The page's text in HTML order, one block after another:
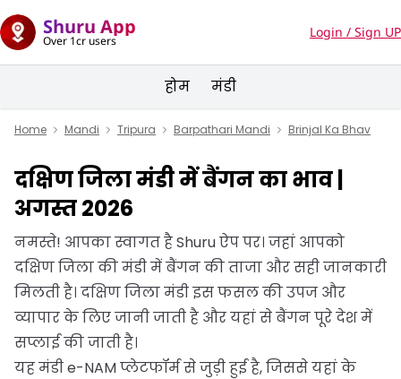
Shuru App
Over 1cr users
Login / Sign UP
होम मंडी
Home Mandi Tripura Barpathari Mandi Brinjal Ka Bhav
दक्षिण जिला मंडी में बैंगन का भाव |
अगस्त 2026
नमस्ते! आपका स्वागत है Shuru ऐप पर। जहां आपको
दक्षिण जिला की मंडी में बैंगन की ताजा और सही जानकारी
मिलती है। दक्षिण जिला मंडी इस फसल की उपज और
व्यापार के लिए जानी जाती है और यहां से बैंगन पूरे देश में
सप्लाई की जाती है।
यह मंडी e-NAM प्लेटफॉर्म से जुड़ी हुई है, जिससे यहां के